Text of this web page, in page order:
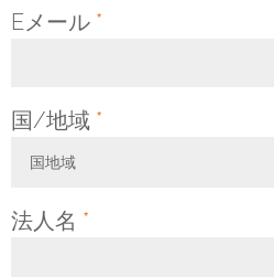
Eメール *
国/地域 *
国地域
法人名 *